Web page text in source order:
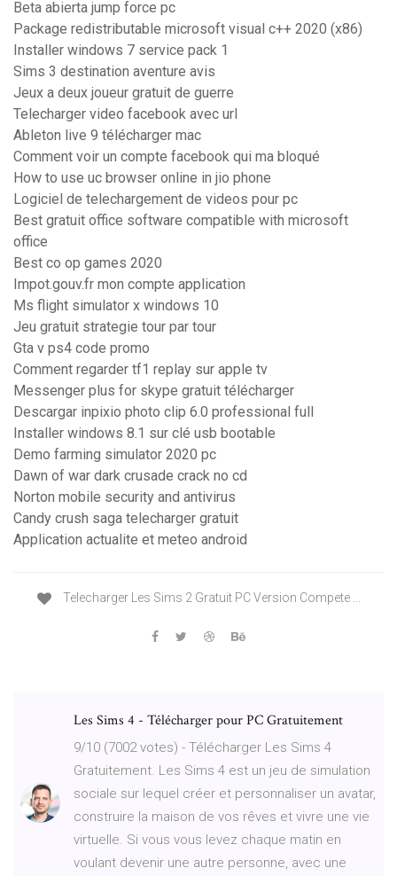
Beta abierta jump force pc
Package redistributable microsoft visual c++ 2020 (x86)
Installer windows 7 service pack 1
Sims 3 destination aventure avis
Jeux a deux joueur gratuit de guerre
Telecharger video facebook avec url
Ableton live 9 télécharger mac
Comment voir un compte facebook qui ma bloqué
How to use uc browser online in jio phone
Logiciel de telechargement de videos pour pc
Best gratuit office software compatible with microsoft
office
Best co op games 2020
Impot.gouv.fr mon compte application
Ms flight simulator x windows 10
Jeu gratuit strategie tour par tour
Gta v ps4 code promo
Comment regarder tf1 replay sur apple tv
Messenger plus for skype gratuit télécharger
Descargar inpixio photo clip 6.0 professional full
Installer windows 8.1 sur clé usb bootable
Demo farming simulator 2020 pc
Dawn of war dark crusade crack no cd
Norton mobile security and antivirus
Candy crush saga telecharger gratuit
Application actualite et meteo android
Telecharger Les Sims 2 Gratuit PC Version Compete ...
Les Sims 4 - Télécharger pour PC Gratuitement
9/10 (7002 votes) - Télécharger Les Sims 4
Gratuitement. Les Sims 4 est un jeu de simulation
sociale sur lequel créer et personnaliser un avatar,
construire la maison de vos rêves et vivre une vie
virtuelle. Si vous vous levez chaque matin en
voulant devenir une autre personne, avec une